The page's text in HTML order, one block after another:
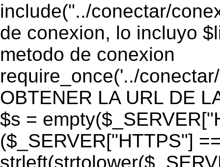
include("../conectar/
de conexion, lo incluyo
metodo de conexion
require_once('../
OBTENER LA URL DE
$s =
($_SERVER["HTTPS"]